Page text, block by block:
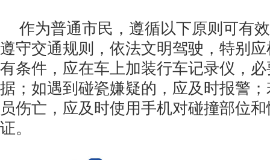
作为普通市民，遵循以下原则可有
遵守交通规则，依法文明驾驶，特别
有条件，应在车上加装行车记录仪，
据；如遇到碰瓷嫌疑的，应及时报警
员伤亡，应及时使用手机对碰撞部位
证。